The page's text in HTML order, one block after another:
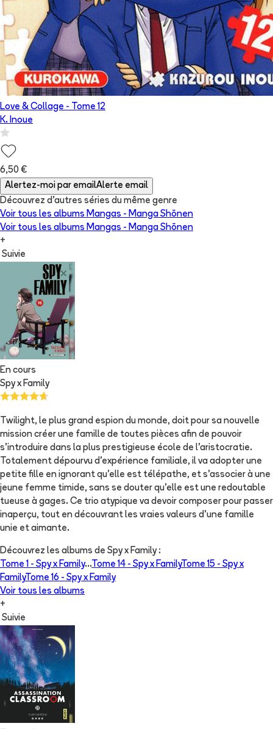
Love & Collage - Tome 12
K. Inoue
6,50 €
Alertez-moi par emailAlerte email
Découvrez d'autres séries du même genre
Voir tous les albums Mangas - Manga Shōnen
Voir tous les albums Mangas - Manga Shōnen
+
Suivie
En cours
Spy x Family
Twilight, le plus grand espion du monde, doit pour sa nouvelle
mission créer une famille de toutes pièces afin de pouvoir
s'introduire dans la plus prestigieuse école de l'aristocratie.
Totalement dépourvu d'expérience familiale, il va adopter une
petite fille en ignorant qu'elle est télépathe, et s'associer à une
jeune femme timide, sans se douter qu'elle est une redoutable
tueuse à gages. Ce trio atypique va devoir composer pour passer
inaperçu, tout en découvrant les vraies valeurs d'une famille
unie et aimante.
Découvrez les albums de Spy x Family:
Tome 1 - Spy x Family...Tome 14 - Spy x FamilyTome 15 - Spy x
FamilyTome 16 - Spy x Family
Voir tous les albums
+
Suivie